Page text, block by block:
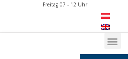
Freitag 07 - 12 Uhr